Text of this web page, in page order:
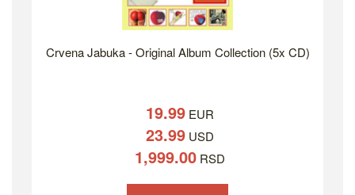
Crvena Jabuka - Original Album Collection (5x CD)
19.99EUR
23.99USD
1,999.00RSD